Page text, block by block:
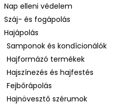
Nap elleni védelem
Száj- és fogápolás
Hajápolás
Samponok és kondícionálók
Hajformázó termékek
Hajszínezés és hajfestés
Fejbőrápolás
Hajnövesztő szérumok